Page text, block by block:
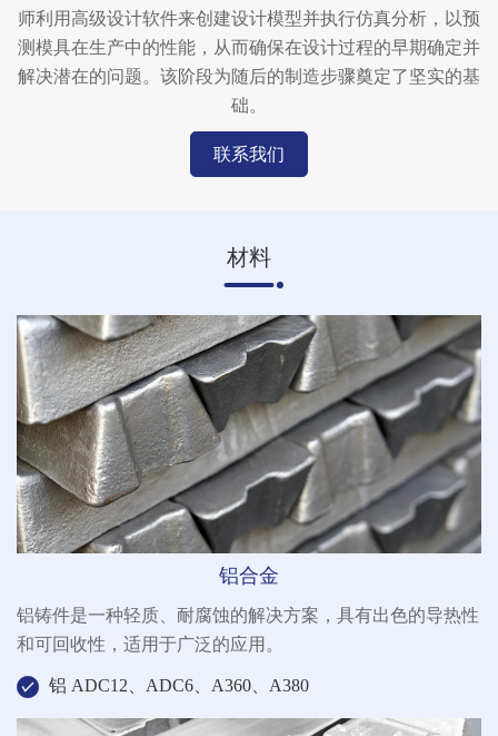
师利用高级设计软件来创建设计模型并执行仿真分析，以预
测模具在生产中的性能，从而确保在设计过程的早期确定并
解决潜在的问题。该阶段为随后的制造步骤奠定了坚实的基
础。
联系我们
材料
铝合金
铝铸件是一种轻质、耐腐蚀的解决方案，具有出色的导热性
和可回收性，适用于广泛的应用。
铝 ADC12、ADC6、A360、A380